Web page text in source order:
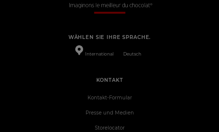
WÄHLEN SIE IHRE SPRACHE.
International Deutsch
KONTAKT
Kontakt-Formular
Presse und Medien
Storelocator